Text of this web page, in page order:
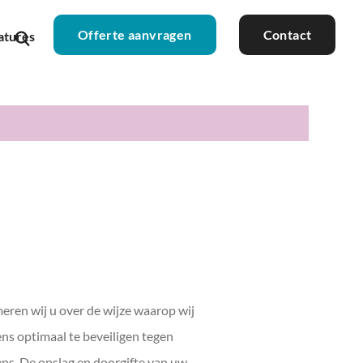
Offerte aanvragen Contact
wij u over de wijze waarop wij
optimaal te beveiligen tegen